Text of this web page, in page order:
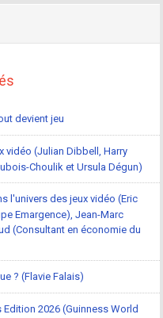
devient jeu
vidéo (Julian Dibbell, Harry
Choulik et Ursula Dégun)
l'univers des jeux vidéo (Eric
Emargence), Jean-Marc
(Consultant en économie du
? (Flavie Falais)
2026 (Guinness World